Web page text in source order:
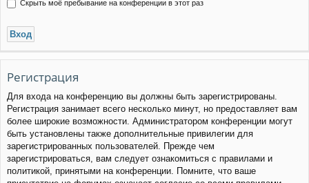
Скрыть моё пребывание на конференции в этот раз
Регистрация
Для входа на конференцию вы должны быть зарегистрированы.
Регистрация занимает всего несколько минут, но предоставляет вам
более широкие возможности. Администратором конференции могут
быть установлены также дополнительные привилегии для
зарегистрированных пользователей. Прежде чем
зарегистрироваться, вам следует ознакомиться с правилами и
политикой, принятыми на конференции. Помните, что ваше